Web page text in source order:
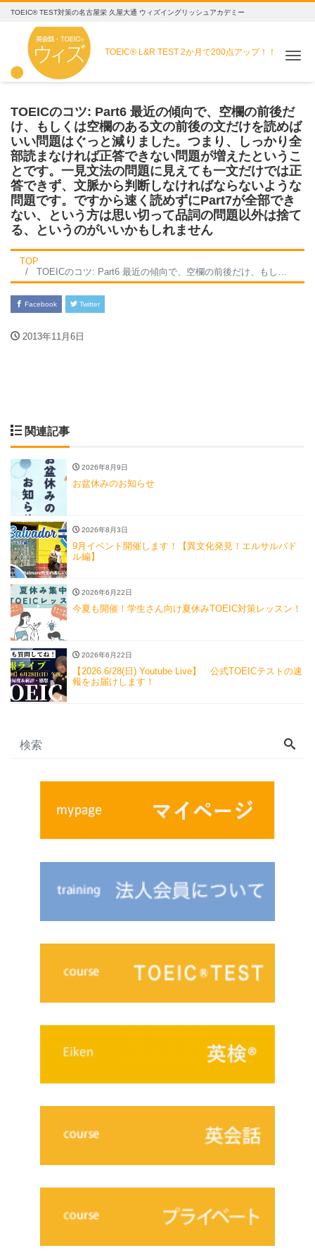
TOEIC® TEST対策の名古屋栄 久屋大通 ウィズイングリッシュアカデミー
TOEIC® L&R TEST2か月で200点アップ！！
TOEICのコツ: Part6 最近の傾向で、空欄の前後だ
け、もしくは空欄のある文の前後の文だけを読めば
いい問題はぐっと減りました。つまり、しっかり全
部読まなければ正答できない問題が増えたというこ
とです。一見文法の問題に見えても一文だけでは正
答できず、文脈から判断しなければならないような
問題です。ですから速く読めずにPart7が全部でき
ない、という方は思い切って品詞の問題以外は捨て
る、というのがいいかもしれません
TOP
TOEICのコツ: Part6 最近の傾向で、空欄の前後だけ、もしくは空欄のある文の前後の文だけを読めばいい問題はぐっと減りました。つまり、しっかり全部読まなければ正答できない問題が増えたということです。一見文法の問題に見えても一文だけでは正答できず、文脈から判断しなければならないような問題です。ですから速く読めずにPart7が全部できない、という方は思い切って品詞の問題以外は捨てる、というのがいいかもしれません
Facebook Twitter
2013年11月6日
関連記事
2026年8月9日
お盆休みのお知らせ
2026年8月3日
9月イベント開催します！【異文化発見！エルサルバド
ル編】
2026年6月22日
今夏も開催！学生さん向け夏休みTOEIC対策レッスン！
2026年6月22日
【2026.6/28(日) Youtube Live】 公式TOEICテストの速
報をお届けします！